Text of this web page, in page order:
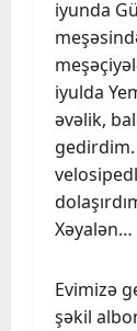
iyunda
iyulda
əvəlik,
Xəyalən…
Evimizə
şəkil